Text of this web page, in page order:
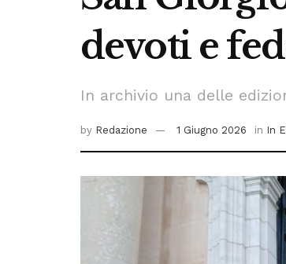
devoti e
In archivio una delle
by Redazione 1 Giugno 2026 in In